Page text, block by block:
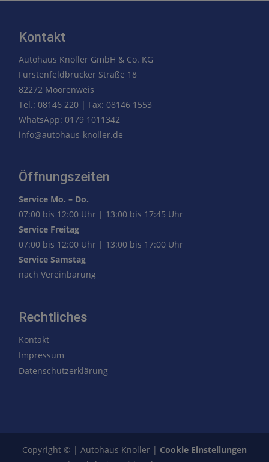
Kontakt
Autohaus Knoller GmbH & Co. KG
Fürstenfeldbrucker Straße 18
82272 Moorenweis
Tel.: 08146 220 | Fax: 08146 1553
WhatsApp: 0179 1011342
info@autohaus-knoller.de
Öffnungszeiten
Service Mo. – Do.
07:00 bis 12:00 Uhr | 13:00 bis 17:45 Uhr
Service Freitag
07:00 bis 12:00 Uhr | 13:00 bis 17:00 Uhr
Service Samstag
nach Vereinbarung
Rechtliches
Kontakt
Impressum
Datenschutzerklärung
Copyright © | Autohaus Knoller | Cookie Einstellungen